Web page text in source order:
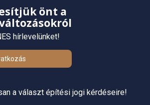
önt a
hírlevelünket!
a választ építési jogi kérdéseire!